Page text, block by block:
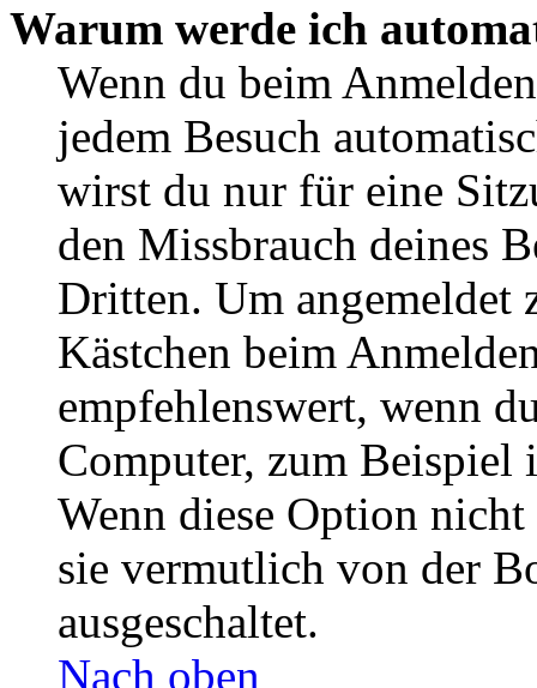
Warum werde ich
Wenn du beim
jedem Besuch
wirst du nur für eine
den Missbrauch deines
Dritten. Um angemeldet
Kästchen beim
empfehlenswert, wenn
Computer, zum Beispiel
Wenn diese Option
sie vermutlich von der
ausgeschaltet.
Nach oben